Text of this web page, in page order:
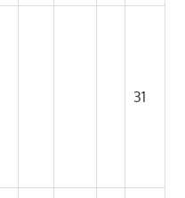
31